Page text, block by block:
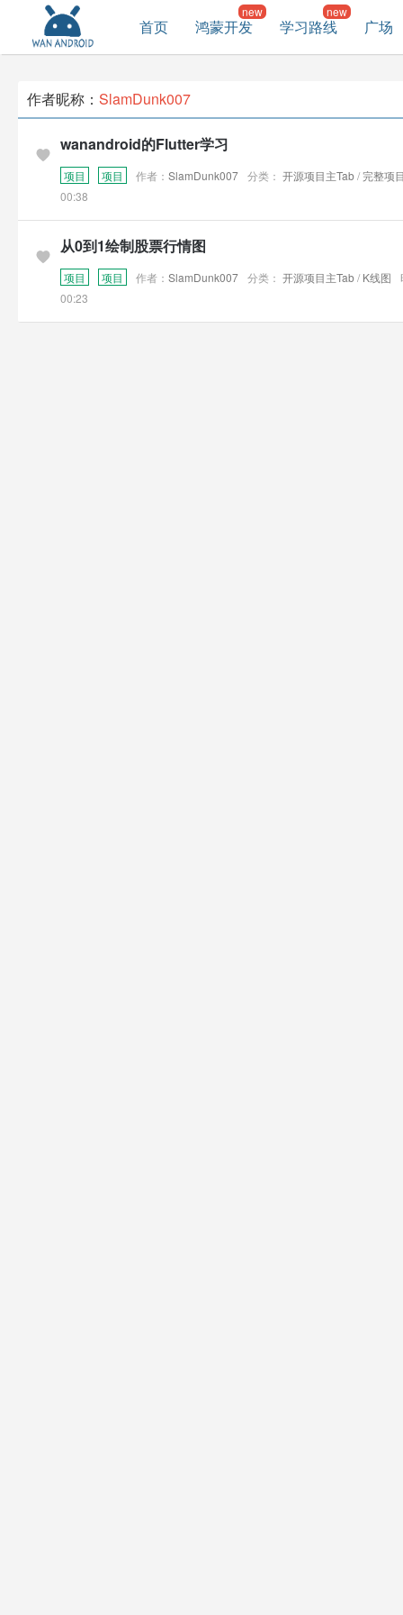
首页 鸿蒙开发 学习路线 广场
作者昵称： SlamDunk007
wanandroid的Flutter学习
项目 项目 作者： SlamDunk007 分类： 开源项目主Tab/完整项
00:38
从0到1绘制股票行情图
项目 项目 作者： SlamDunk007 分类： 开源项目主Tab/ K线图
00:23